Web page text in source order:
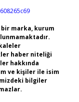
marka, kurum
haber niteliği
hakkında
ve kişiler ile isim
bilgiler